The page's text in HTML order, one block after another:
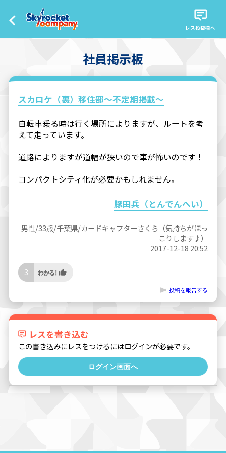
レス投稿欄へ
社員掲示板
スカロケ（裏）移住部〜不定期掲載〜
自転車乗る時は行く場所によりますが、ルートを考
えて走っています。
道路によりますが道幅が狭いので車が怖いのです！
コンパクトシティ化が必要かもしれません。
豚田兵（とんでんへい）
男性/33歳/千葉県/カードキャプターさくら（気持ちがほっ
こりします♪）
2017-12-18 20:52
3
投稿を報告する
レスを書き込む
この書き込みにレスをつけるにはログインが必要です。
ログイン画面へ